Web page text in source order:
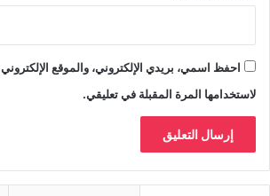
احفظ اسمي، بريدي الإلكتروني، والموقع
لاستخدامها المرة المقبلة في تعليقي.